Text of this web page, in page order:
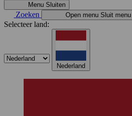
Menu Sluiten
Zoeken Open menu Sluit menu
Selecteer land:
Nederland